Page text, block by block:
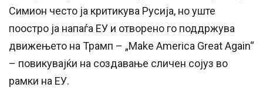
Симион често ја критикува Русија, но уште
поостро ја напаѓа ЕУ и отворено го поддржува
движењето на Трамп – „Make America Great Again“
– повикувајќи на создавање сличен сојуз во
рамки на ЕУ.